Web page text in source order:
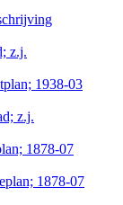
z.j.
1938-03
z.j.
1878-07
1878-07